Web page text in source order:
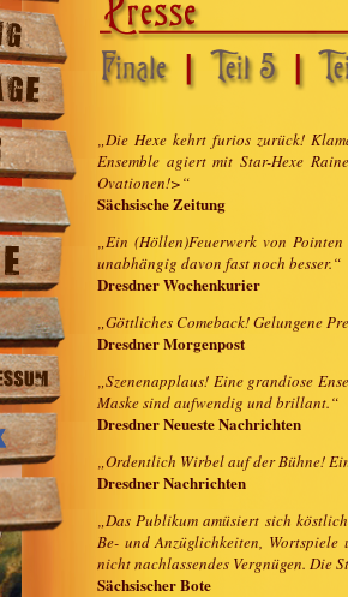
„Die Hexe kehrt furios zurück!
Ensemble agiert mit Star-Hexe
Ovationen!>“
Sächsische Zeitung
„Ein (Höllen)Feuerwerk von
unabhängig davon fast noch besser.“
Dresdner Wochenkurier
„Göttliches Comeback! Gelungene
Dresdner Morgenpost
„Szenenapplaus! Eine grandiose
Maske sind aufwendig und brillant.“
Dresdner Neueste Nachrichten
„Ordentlich Wirbel auf der Bühne!
Dresdner Nachrichten
„Das Publikum amüsiert sich
Be- und Anzüglichkeiten,
nicht nachlassendes Vergnügen. Die
Sächsischer Bote